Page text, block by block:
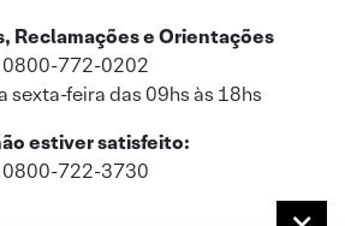
Reclamações e Orientações
0800-772-0202
sexta-feira das 09hs às 18hs
estiver satisfeito:
0800-722-3730